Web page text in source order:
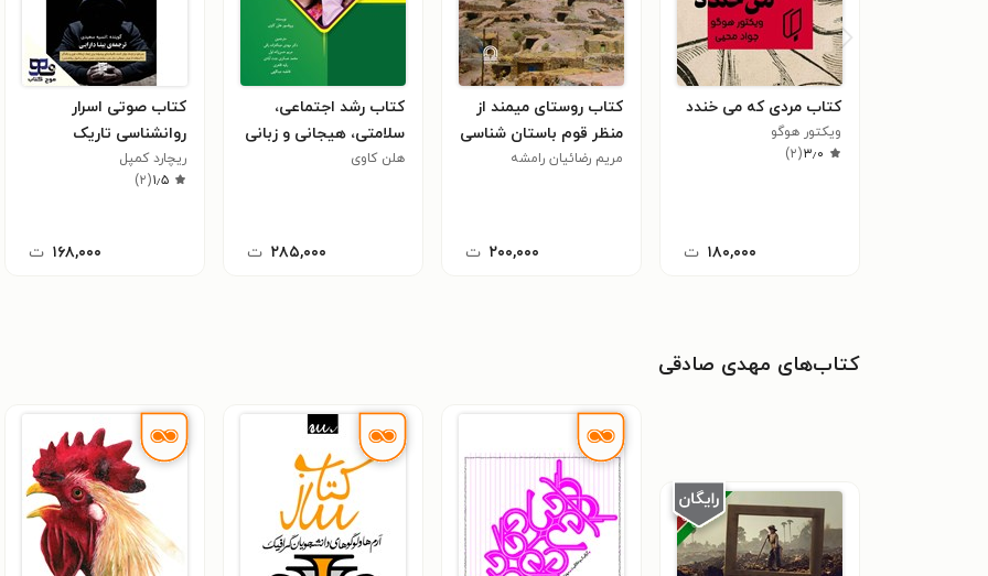
کتاب مردی که می خندد
ویکتور هوگو
۳٫۰(۲)
۱۸۰,۰۰۰ ت
کتاب روستای میمند از
منظر قوم باستان شناسی
مریم رضائیان رامشه
۲۰۰,۰۰۰ ت
کتاب رشد اجتماعی،
سلامتی، هیجانی و زبانی
هلن کاوی
۲۸۵,۰۰۰ ت
کتاب صوتی اسرار
روانشناسی تاریک
ریچارد کمپل
۱٫۵(۲)
۱۶۸,۰۰۰ ت
کتاب‌های مهدی صادقی